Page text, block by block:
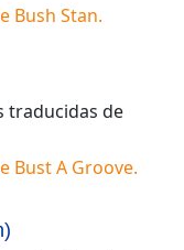
Bush Stan.
traducidas de
Bust A Groove.